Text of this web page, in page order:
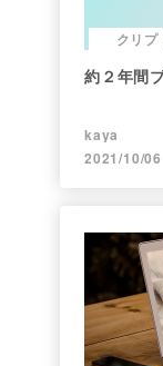
クリプ
約２年間
kaya
2021/10/06